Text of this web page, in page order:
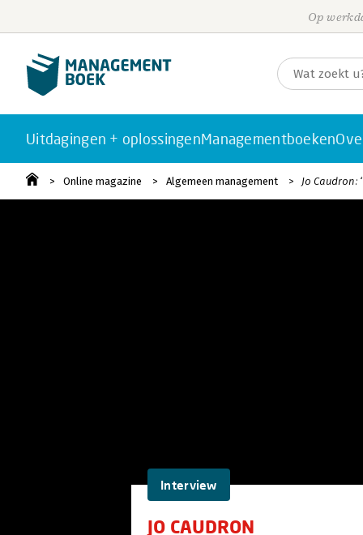
Op
Uitdagingen + oplossingenManagementboeken
Online magazine Algemeen management Jo Caudron:
Interview
JO CAUDRON